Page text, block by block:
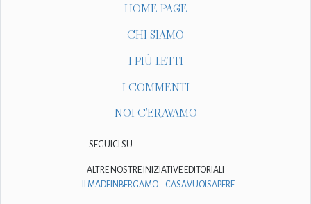
HOME PAGE
CHI SIAMO
I PIÙ LETTI
I COMMENTI
NOI C'ERAVAMO
SEGUICI SU
ALTRE NOSTRE INIZIATIVE EDITORIALI
ILMADEINBERGAMO
CASAVUOISAPERE